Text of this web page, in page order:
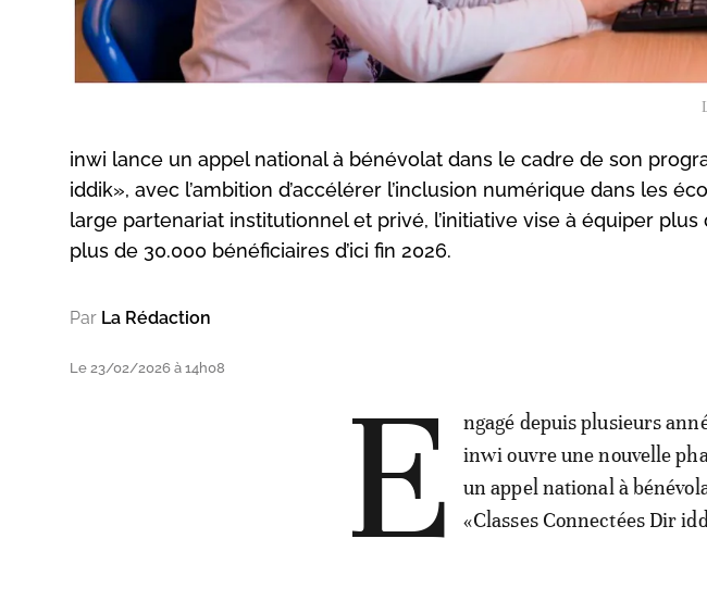
inwi lance un appel national à bénévolat dans le cadre de son
iddik», avec l’ambition d’accélérer l’inclusion numérique dans les
large partenariat institutionnel et privé, l’initiative vise à équiper
plus de 30.000 bénéficiaires d’ici fin 2026.
Par La Rédaction
Le 23/02/2026 à 14h08 E
ngagé depuis plusieurs
inwi ouvre une nouvelle
un appel national à
«Classes Connectées Dir